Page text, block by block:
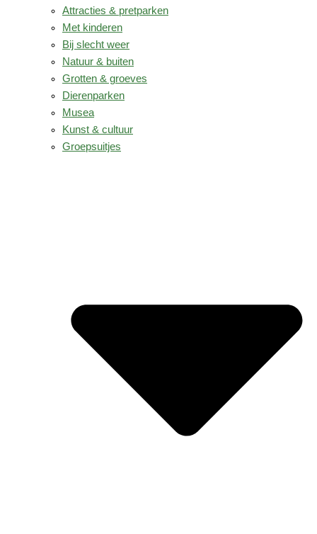
Attracties & pretparken
Met kinderen
Bij slecht weer
Natuur & buiten
Grotten & groeves
Dierenparken
Musea
Kunst & cultuur
Groepsuitjes